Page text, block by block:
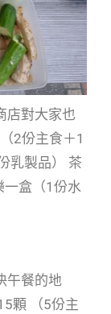
店對大家也
2份主食＋1
乳製品） 茶
一盒（1份水
午餐的地
顆 （5份主